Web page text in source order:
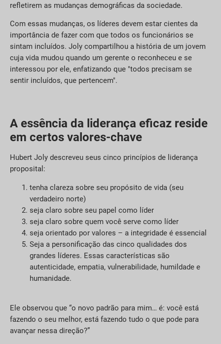
refletirem as mudanças demográficas da sociedade.
Com essas mudanças, os líderes devem estar cientes da
importância de fazer com que todos os funcionários se
sintam incluídos. Joly compartilhou a história de um jovem
cuja vida mudou quando um gerente o reconheceu e se
interessou por ele, enfatizando que "todos precisam se
sentir incluídos, que pertencem".
A essência da liderança eficaz reside
em certos valores-chave
Hubert Joly descreveu seus cinco princípios de liderança
proposital:
tenha clareza sobre seu propósito de vida (seu
verdadeiro norte)
seja claro sobre seu papel como líder
seja claro sobre quem você serve como líder
seja orientado por valores – a integridade é essencial
Seja a personificação das cinco qualidades dos
grandes líderes. Essas características são
autenticidade, empatia, vulnerabilidade, humildade e
humanidade.
Ele observou que “o novo padrão para mim… é: você está
fazendo o seu melhor, está fazendo tudo o que pode para
avançar nessa direção?”